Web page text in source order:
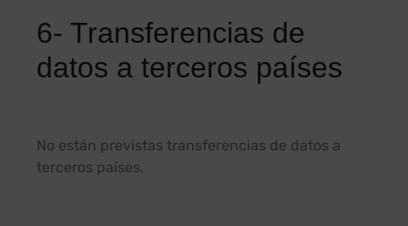
6- Transferencias de
datos a terceros países
No están previstas transferencias de datos a
terceros países.